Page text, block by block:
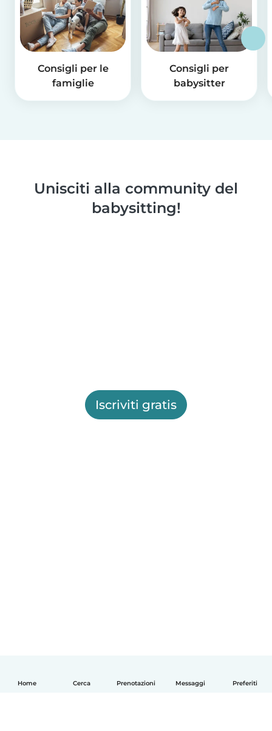
Home Cerca Prenotazioni Messaggi Preferiti
Consigli per le
famiglie
Consigli per
babysitter
Unisciti alla community del
babysitting!
Iscriviti gratis